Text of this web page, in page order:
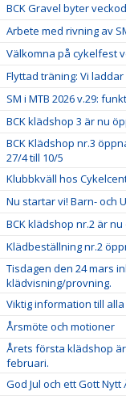
BCK Gravel byter
Arbete med rivning av
Välkomna på cykelfest
Flyttad träning: Vi
SM i MTB 2026 v.29:
BCK klädshop 3 är nu
BCK Klädshop nr.3
27/4 till 10/5
Klubbkväll hos
Nu startar vi! Barn- och
BCK klädshop nr.2 är
Klädbeställning nr.2
Tisdagen den 24 mars
klädvisning/provning.
Viktig information till
Årsmöte och motioner
Årets första klädshop
februari.
God Jul och ett Gott Nytt